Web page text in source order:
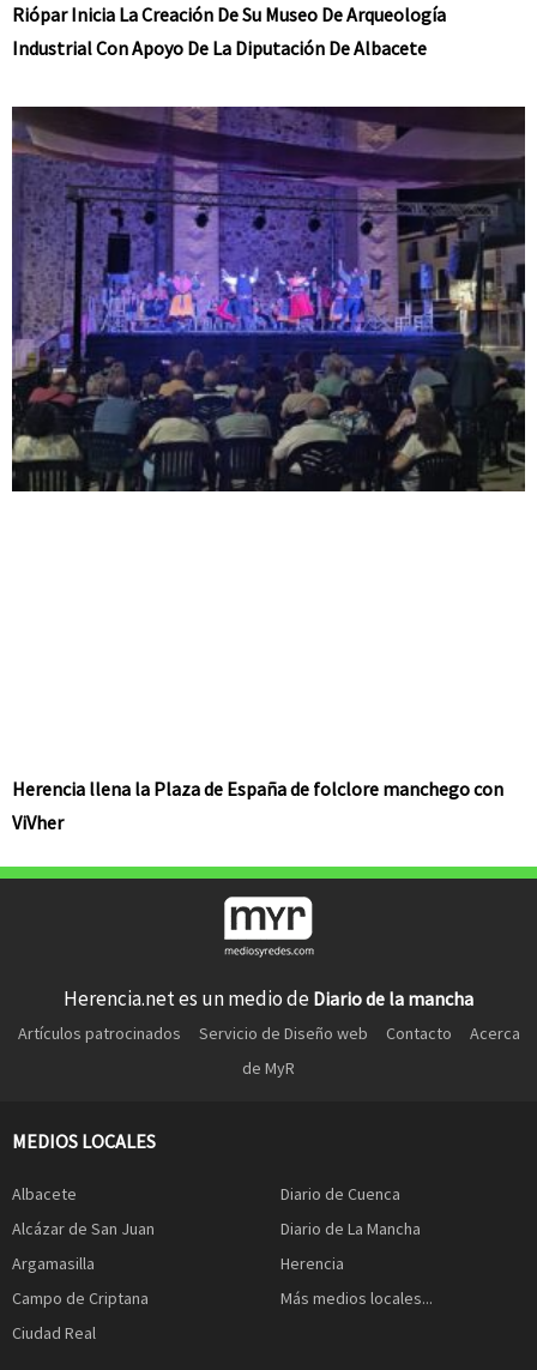
Riópar Inicia La Creación De Su Museo De Arqueología
Industrial Con Apoyo De La Diputación De Albacete
Herencia llena la Plaza de España de folclore manchego con
ViVher
Herencia.net es un medio de Diario de la mancha
Artículos patrocinados Servicio de Diseño web Contacto
Acerca
de MyR
MEDIOS LOCALES
Albacete
Alcázar de San Juan
Argamasilla
Campo de Criptana
Ciudad Real
Diario de Cuenca
Diario de La Mancha
Herencia
Más medios locales...